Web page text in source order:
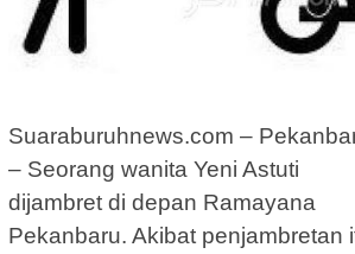
Suaraburuhnews.com –
– Seorang wanita Yeni Astuti
dijambret di depan Ramayana
Pekanbaru. Akibat penjambretan